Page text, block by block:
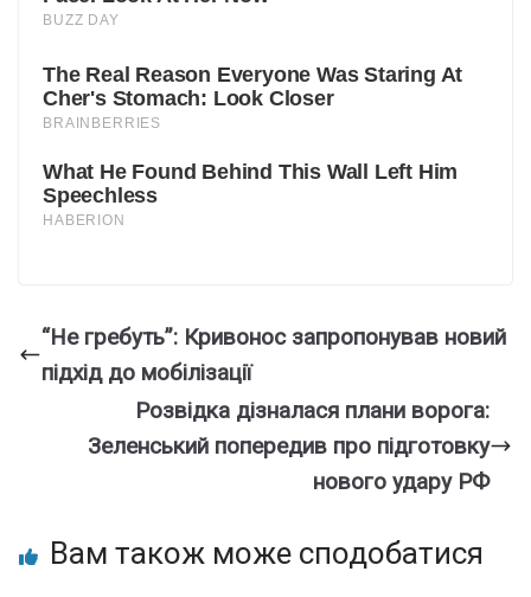
“Не гребуть”: Кривонос запропонував новий
підхід до мобілізації
Розвідка дізналася плани ворога:
Зеленський попередив про підготовку
нового удару РФ
Вам також може сподобатися